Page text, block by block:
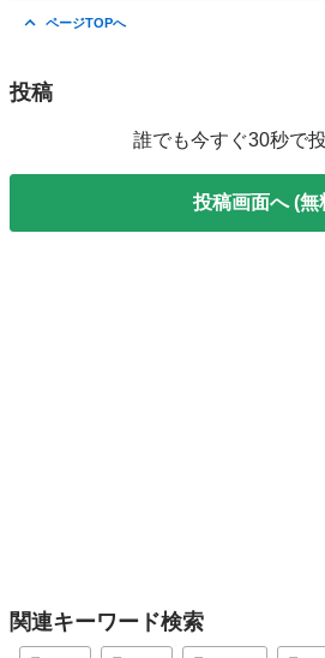
ページTOPへ
投稿
誰でも今すぐ30秒で
投稿画面へ (無
関連キーワード検索